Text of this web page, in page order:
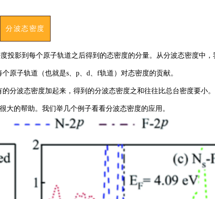
分波态密度
投影到每个原子轨道之后得到的态密度的分量。从分波态密度中，
原子轨道（也就是s、p、d、f轨道）对态密度的贡献。
分波态密度加起来，得到的分波态密度之和往往比总台密度要小
大的帮助。我们举几个例子看看分波态密度的应用。